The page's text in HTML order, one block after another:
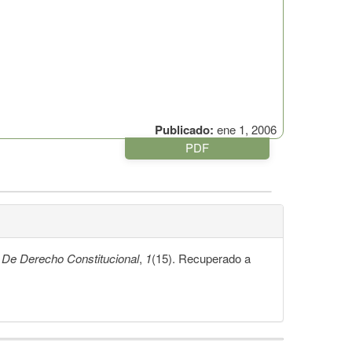
Publicado: ene 1, 2006
PDF
Derecho Constitucional, 1(15). Recuperado a